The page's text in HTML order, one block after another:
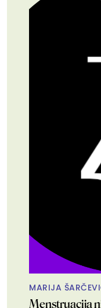
MARIJA
Menstruacija